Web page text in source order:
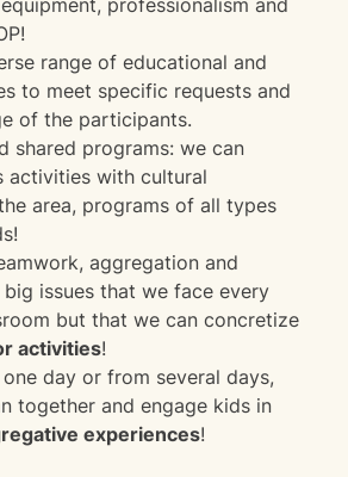
professionalism and
range of educational and
to meet specific requests and
of the participants.
shared programs: we can
activities with cultural
area, programs of all types
aggregation and
issues that we face every
but that we can concretize
activities!
day or from several days,
together and engage kids in
experiences!